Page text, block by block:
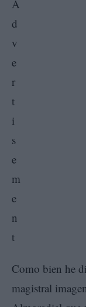
Como bien he
magistral